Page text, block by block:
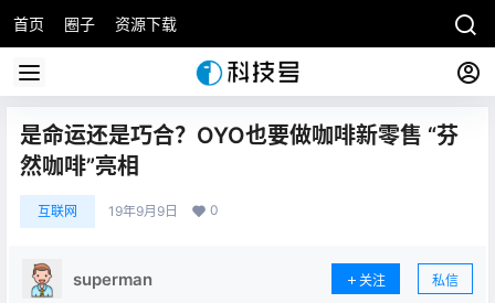
首页 圈子 资源下载
是命运还是巧合？OYO也要做咖啡新零售 “芬
然咖啡”亮相
互联网 19年9月9日 0
superman 关注 私信